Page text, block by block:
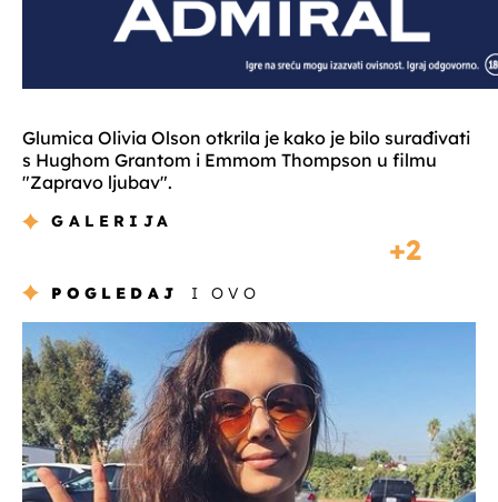
Glumica Olivia Olson otkrila je kako je bilo surađivati
s Hughom Grantom i Emmom Thompson u filmu
"Zapravo ljubav".
GALERIJA
2
POGLEDAJ I OVO